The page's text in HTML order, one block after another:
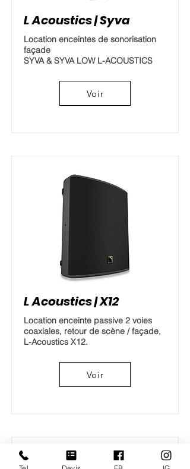
L Acoustics | Syva
Location enceintes de sonorisation
façade
SYVA & SYVA LOW L-ACOUSTICS
Voir
L Acoustics | X12
Location enceinte passive 2 voies
coaxiales, retour de scène / façade,
L-Acoustics X12.
Voir